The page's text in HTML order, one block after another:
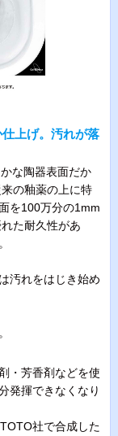
上げ。汚れが落
な陶器表面だか
の釉薬の上に特
を100万分の1mm
た耐久性があ
汚れをはじき始め
・芳香剤などを使
発揮できなくなり
社で合成した